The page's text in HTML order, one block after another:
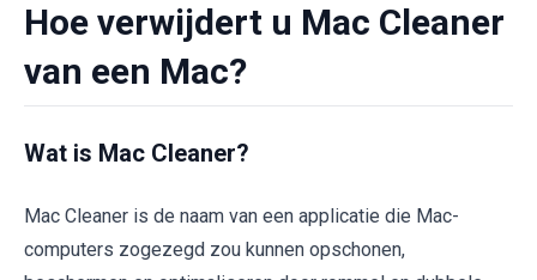
Hoe verwijdert u Mac Cleaner
van een Mac?
Wat is Mac Cleaner?
Mac Cleaner is de naam van een applicatie die Mac-
computers zogezegd zou kunnen opschonen,